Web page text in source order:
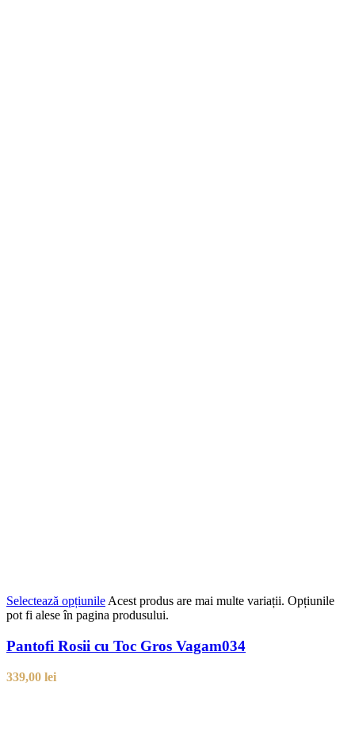
Selectează opțiunile Acest produs are mai multe variații. Opțiunile
pot fi alese în pagina produsului.
Pantofi Rosii cu Toc Gros Vagam034
339,00 lei